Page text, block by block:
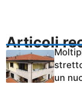
Articoli
un